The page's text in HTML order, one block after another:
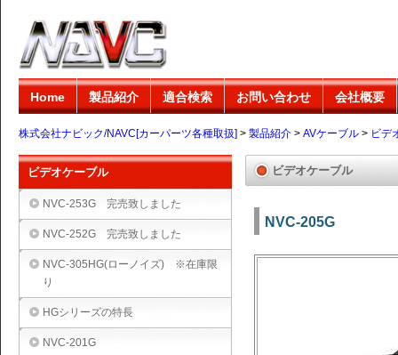
Home 製品紹介 適合検索 お問い合わせ 会社概要
株式会社ナビック/NAVC[カーパーツ各種取扱] > 製品紹介 > AVケーブル > ビデ
ビデオケーブル
NVC-205G
ビデオケーブル
NVC-253G 完売致しました
NVC-252G 完売致しました
NVC-305HG(ローノイズ) ※在庫限
り
HGシリーズの特長
NVC-201G